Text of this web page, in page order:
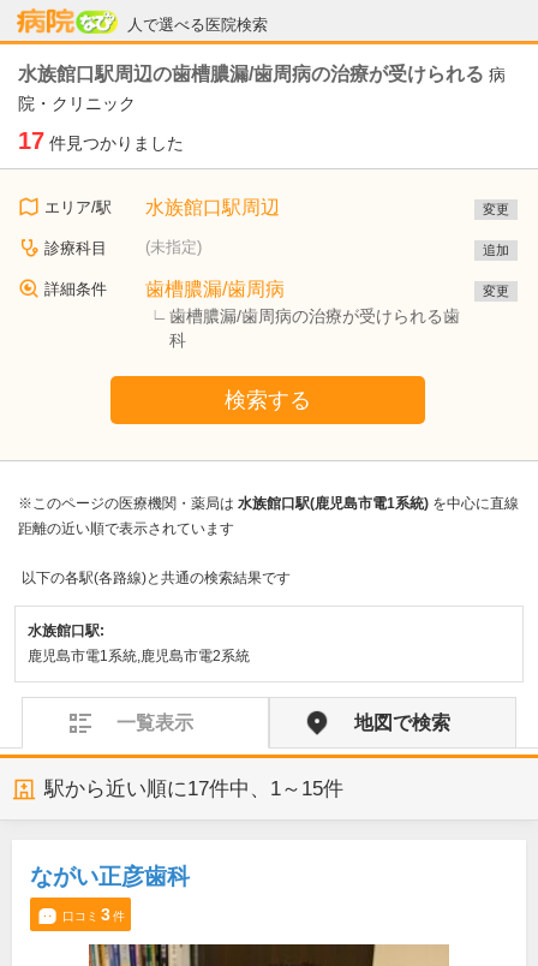
人で選べる医院検索
病院なび
水族館口駅周辺の歯槽膿漏/歯周病の治療が受けられる 病
院・クリニック
17 件見つかりました
エリア/駅 水族館口駅周辺 変更
診療科目 (未指定) 追加
詳細条件 歯槽膿漏/歯周病
歯槽膿漏/歯周病の治療が受けられる歯
科
変更
検索する
※このページの医療機関・薬局は 水族館口駅(鹿児島市電1系統) を中心に直線
距離の近い順で表示されています
以下の各駅(各路線)と共通の検索結果です
水族館口駅:
鹿児島市電1系統,鹿児島市電2系統
一覧表示 地図で検索
駅から近い順に17件中、 1～15件
ながい正彦歯科
口コミ 3件